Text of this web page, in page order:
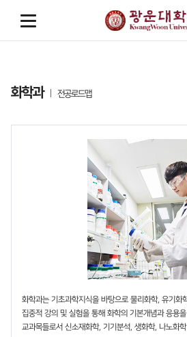
화학과 전공로드맵
화학과는 기초과학지식을 바탕으로 물리화학, 유기화
집중적 강의 및 실험을 통해 화학의 기본개념과 응용
교과목들로서 신소재화학, 기기분석, 생화학, 나노화